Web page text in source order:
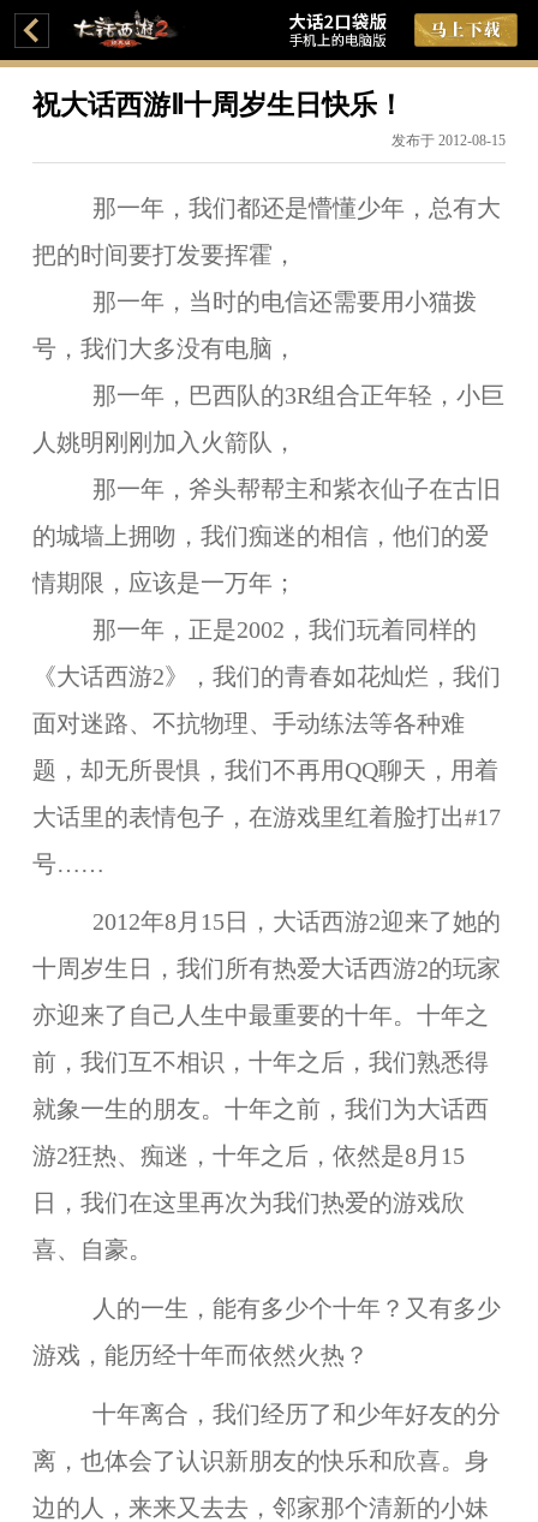
祝大话西游Ⅱ十周岁生日快乐！
发布于 2012-08-15
那一年，我们都还是懵懂少年，总有大
把的时间要打发要挥霍，
那一年，当时的电信还需要用小猫拨
号，我们大多没有电脑，
那一年，巴西队的3R组合正年轻，小巨
人姚明刚刚加入火箭队，
那一年，斧头帮帮主和紫衣仙子在古旧
的城墙上拥吻，我们痴迷的相信，他们的爱
情期限，应该是一万年；
那一年，正是2002，我们玩着同样的
《大话西游2》，我们的青春如花灿烂，我们
面对迷路、不抗物理、手动练法等各种难
题，却无所畏惧，我们不再用QQ聊天，用着
大话里的表情包子，在游戏里红着脸打出#17
号……
2012年8月15日，大话西游2迎来了她的
十周岁生日，我们所有热爱大话西游2的玩家
亦迎来了自己人生中最重要的十年。十年之
前，我们互不相识，十年之后，我们熟悉得
就象一生的朋友。十年之前，我们为大话西
游2狂热、痴迷，十年之后，依然是8月15
日，我们在这里再次为我们热爱的游戏欣
喜、自豪。
人的一生，能有多少个十年？又有多少
游戏，能历经十年而依然火热？
十年离合，我们经历了和少年好友的分
离，也体会了认识新朋友的快乐和欣喜。身
边的人，来来又去去，邻家那个清新的小妹